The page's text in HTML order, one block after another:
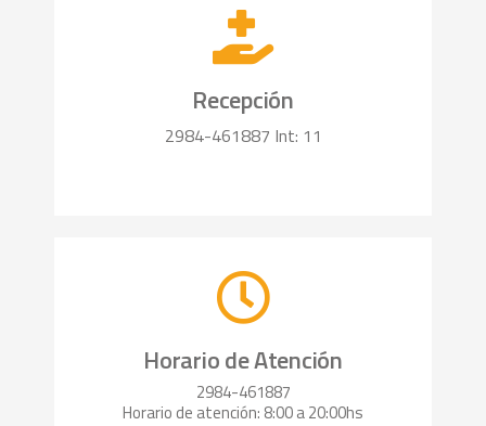
Recepción
2984-461887 Int: 11
Horario de Atención
2984-461887
Horario de atención: 8:00 a 20:00hs